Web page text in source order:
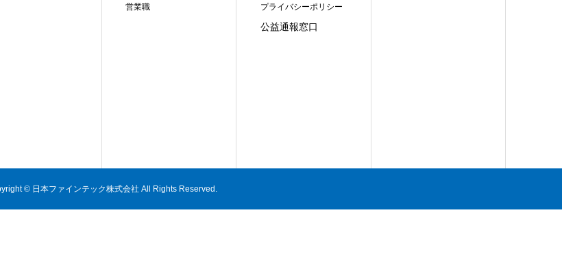
営業職 プライバシーポリシー
公益通報窓口
© 日本ファインテック株式会社 All Rights Reserved.